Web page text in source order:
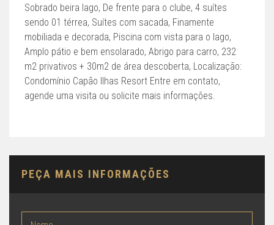
Sobrado beira lago, De frente para o clube, 4 suítes
sendo 01 térrea, Suítes com sacada, Finamente
mobiliada e decorada, Piscina com vista para o lago,
Amplo pátio e bem ensolarado, Abrigo para carro, 232
m2 privativos + 30m2 de área descoberta, Localização:
Condomínio Capão Ilhas Resort Entre em contato,
agende uma visita ou solicite mais informações.
PEÇA MAIS INFORMAÇÕES